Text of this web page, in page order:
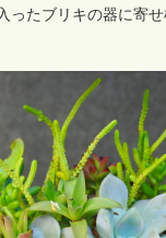
ったブリキの器に寄せ